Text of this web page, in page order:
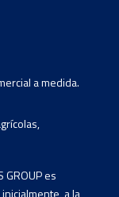
a medida.
GROUP es
a la